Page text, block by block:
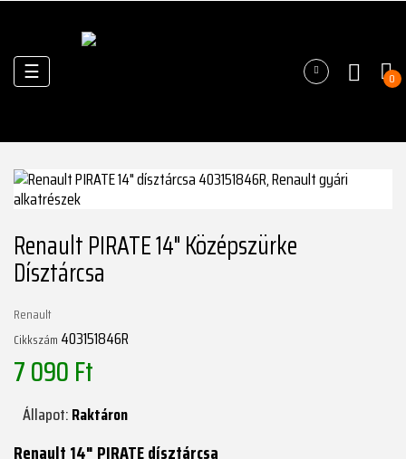
Váltás
a
☰ 0
Renault PIRATE 14" Középszürke
Dísztárcsa
Renault
Cikkszám 403151846R
7 090 Ft
Állapot:Raktáron
Renault 14" PIRATE dísztárcsa